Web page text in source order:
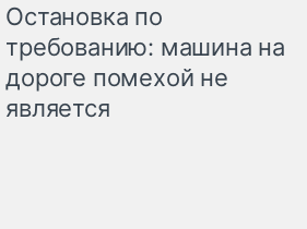
Остановка по
требованию: машина на
дороге помехой не
является